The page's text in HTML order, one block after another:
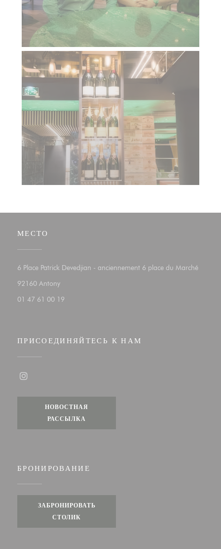
МЕСТО
6 Place Patrick Devedjian - anciennement 6 place du Marché
92160 Antony((открывается в новом окне))
01 47 61 00 19
ПРИСОЕДИНЯЙТЕСЬ К НАМ
НОВОСТНАЯ
РАССЫЛКА
БРОНИРОВАНИЕ
ЗАБРОНИРОВАТЬ
СТОЛИК